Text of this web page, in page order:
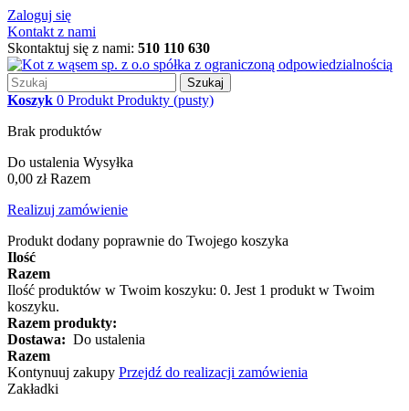
Zaloguj się
Kontakt z nami
Skontaktuj się z nami: 510 110 630
Szukaj
Koszyk 0 Produkt Produkty (pusty)
Brak produktów
Do ustalenia Wysyłka
0,00 zł Razem
Realizuj zamówienie
Produkt dodany poprawnie do Twojego koszyka
Ilość
Razem
Ilość produktów w Twoim koszyku: 0. Jest 1 produkt w Twoim
koszyku.
Razem produkty:
Dostawa: Do ustalenia
Razem
Kontynuuj zakupy Przejdź do realizacji zamówienia
Zakładki